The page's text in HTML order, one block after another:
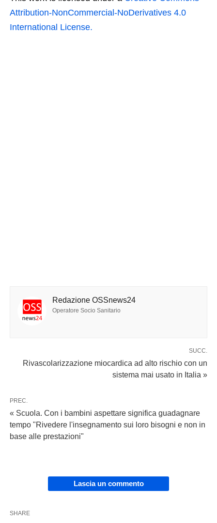
Attribution-NonCommercial-NoDerivatives 4.0
International License.
Redazione OSSnews24
Operatore Socio Sanitario
SUCC.
Rivascolarizzazione miocardica ad alto rischio con un
sistema mai usato in Italia »
PREC.
« Scuola. Con i bambini aspettare significa guadagnare
tempo "Rivedere l'insegnamento sui loro bisogni e non in
base alle prestazioni"
Lascia un commento
SHARE